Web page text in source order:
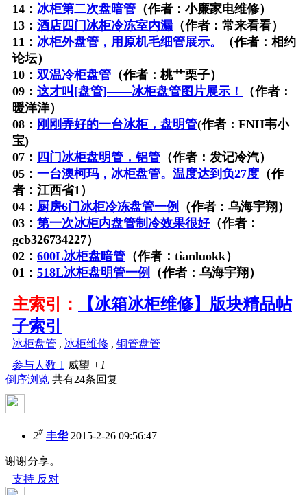
14： 冰柜第二次盘暗管 （作者：小廉家电维修）
13： 酒店四门冰柜冷冻室内漏 （作者：常来看看）
11： 冰柜外盘管，用原机毛细管展示。
（作者：相约
论坛）
10： 双温冷柜盘管 （作者：桃艹栗子）
09： 这才叫[盘管]——冰柜盘管图片展示！
（作者：
暖洋洋）
08： 刚刚弄好的一台冰柜，盘明管(作者：FNH韦小
宝)
07： 四门冰柜盘明管，铝管 （作者：发记冷汽）
05： 一台澳柯玛，冰柜盘管。温度达到负27度 （作
者：江西省1）
04： 厨房6门冰柜冷冻盘管一例
（作者：乌海宇翔）
03： 第一次冰柜内盘管制冷效果很好（作者：
gcb326734227）
02： 600L冰柜盘暗管 （作者：tianluokk）
01： 518L冰柜盘明管一例 （作者：乌海宇翔）
主索引：
【冰箱冰柜维修】版块精品帖
子索引
冰柜盘管 , 冰柜维修 , 铜管盘管
参与人数 1 威望 +1
倒序浏览 共有24条回复
2# 丰华2015-2-26 09:56:47
谢谢分享。
支持 反对